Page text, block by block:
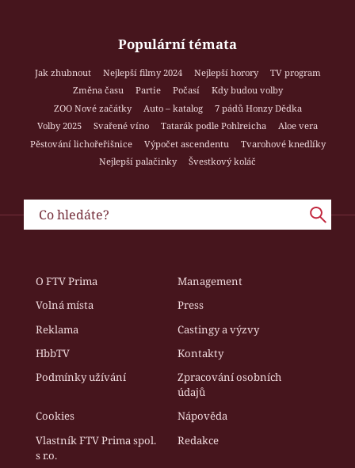
Populární témata
Jak zhubnout Nejlepší filmy 2024 Nejlepší horory
TV program
Změna času
Partie Počasí
Kdy budou volby
ZOO Nové začátky
Auto – katalog
7 pádů Honzy Dědka
Volby 2025
Svařené víno Tatarák podle Pohlreicha
Aloe vera
Pěstování lichořeřišnice
Výpočet ascendentu
Tvarohové knedlíky
Nejlepší palačinky
Švestkový koláč
O FTV Prima
Management
Volná místa
Press
Reklama
Castingy a výzvy
HbbTV
Kontakty
Podmínky užívání
Zpracování osobních
údajů
Cookies
Nápověda
Vlastník FTV Prima spol.
s r.o.
Redakce